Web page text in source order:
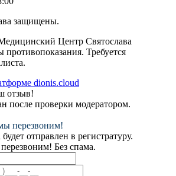
защищены.
Центр Святослава
Требуется
dionis.cloud
отзыв!
после проверки модератором.
перезвоним!
отправлен в регистратуру.
Без спама.